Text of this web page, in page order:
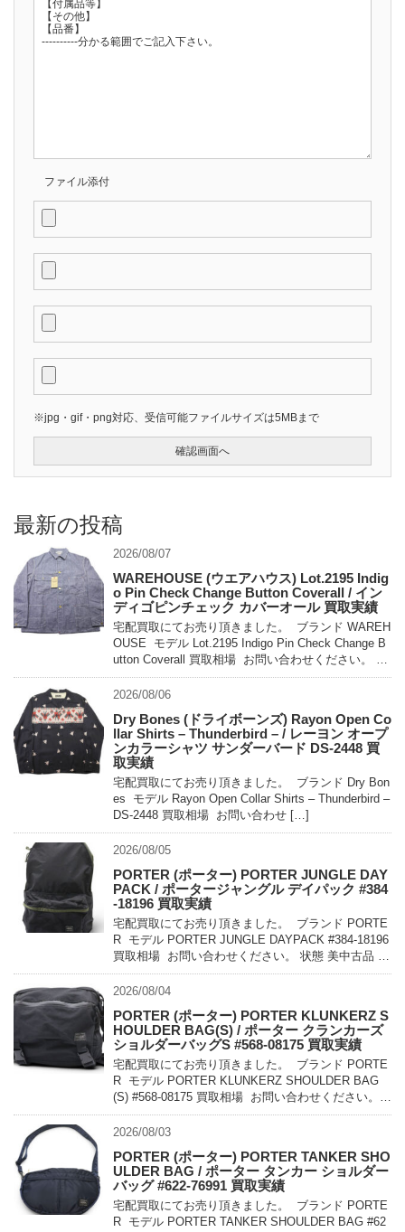
ファイル添付
※jpg・gif・png対応、受信可能ファイルサイズは5MBまで
最新の投稿
2026/08/07
WAREHOUSE (ウエアハウス) Lot.2195 Indig
o Pin Check Change Button Coverall / イン
ディゴピンチェック カバーオール 買取実績
宅配買取にてお売り頂きました。 ブランド WAREH
OUSE モデル Lot.2195 Indigo Pin Check Change B
utton Coverall 買取相場 お問い合わせください。 状
態 未使用 […]
2026/08/06
Dry Bones (ドライボーンズ) Rayon Open Co
llar Shirts – Thunderbird – / レーヨン オープ
ンカラーシャツ サンダーバード DS-2448 買
取実績
宅配買取にてお売り頂きました。 ブランド Dry Bon
es モデル Rayon Open Collar Shirts – Thunderbird –
DS-2448 買取相場 お問い合わせ […]
2026/08/05
PORTER (ポーター) PORTER JUNGLE DAY
PACK / ポータージャングル デイパック #384
-18196 買取実績
宅配買取にてお売り頂きました。 ブランド PORTE
R モデル PORTER JUNGLE DAYPACK #384-18196
買取相場 お問い合わせください。 状態 美中古品 軽
量でコンパクトに持ち運べるパッカ […]
2026/08/04
PORTER (ポーター) PORTER KLUNKERZ S
HOULDER BAG(S) / ポーター クランカーズ
ショルダーバッグS #568-08175 買取実績
宅配買取にてお売り頂きました。 ブランド PORTE
R モデル PORTER KLUNKERZ SHOULDER BAG
(S) #568-08175 買取相場 お問い合わせください。
状態 美中古品 メッセンジャー […]
2026/08/03
PORTER (ポーター) PORTER TANKER SHO
ULDER BAG / ポーター タンカー ショルダー
バッグ #622-76991 買取実績
宅配買取にてお売り頂きました。 ブランド PORTE
R モデル PORTER TANKER SHOULDER BAG #62